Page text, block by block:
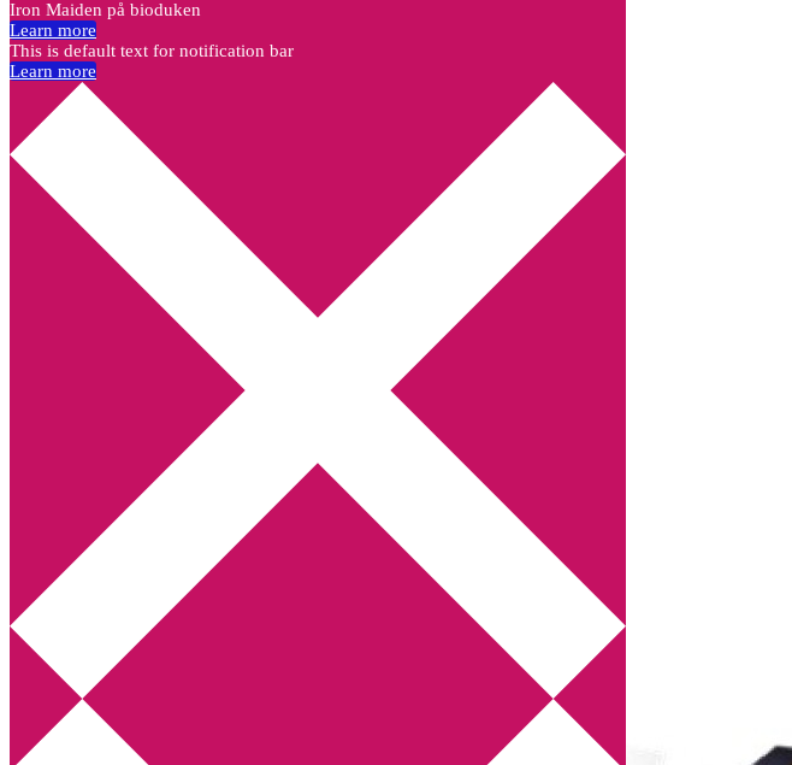
Annikas litteratur- och kulturblogg
Iron Maiden på bioduken
Learn more
This is default text for notification bar
Learn more